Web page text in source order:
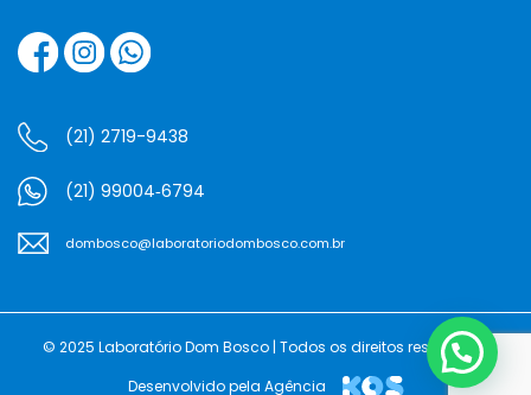
(21) 2719-9438
(21) 99004‑6794‬
dombosco@laboratoriodombosco.com.br
© 2025 Laboratório Dom Bosco | Todos os direitos reservados
Desenvolvido pela Agência